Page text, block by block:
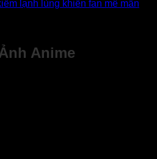
lạnh lùng khiến fan mê mẩn
Anime